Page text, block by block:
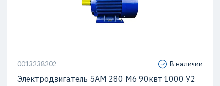
0013238202 В наличии
Электродвигатель 5АМ 280 М6 90квт 1000 У2